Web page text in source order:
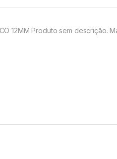
12MM Produto sem descrição.